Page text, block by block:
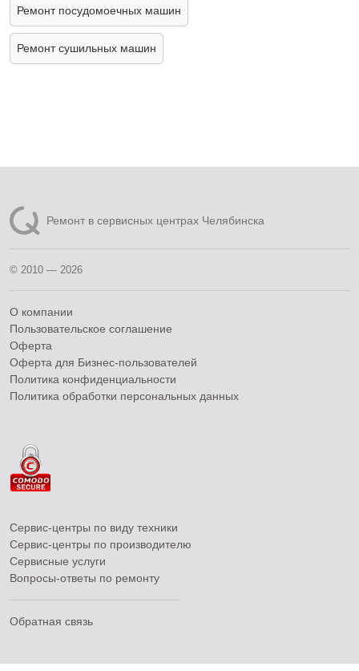
Ремонт посудомоечных машин
Ремонт сушильных машин
Ремонт в сервисных центрах Челябинска
© 2010 — 2026
О компании
Пользовательское соглашение
Оферта
Оферта для Бизнес-пользователей
Политика конфиденциальности
Политика обработки персональных данных
Сервис-центры по виду техники
Сервис-центры по производителю
Сервисные услуги
Вопросы-ответы по ремонту
Обратная связь